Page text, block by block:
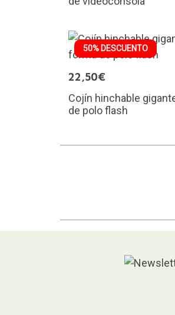
50% DESCUENTO
22,50€
Cojín hinchable
de polo flash